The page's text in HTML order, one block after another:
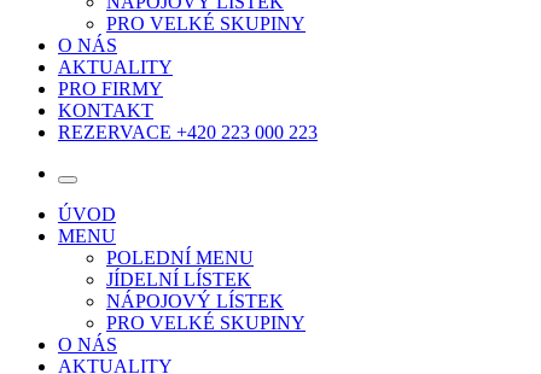
PRO VELKÉ SKUPINY
O NÁS
AKTUALITY
PRO FIRMY
KONTAKT
REZERVACE +420 223 000 223
ÚVOD
MENU
POLEDNÍ MENU
JÍDELNÍ LÍSTEK
NÁPOJOVÝ LÍSTEK
PRO VELKÉ SKUPINY
O NÁS
AKTUALITY